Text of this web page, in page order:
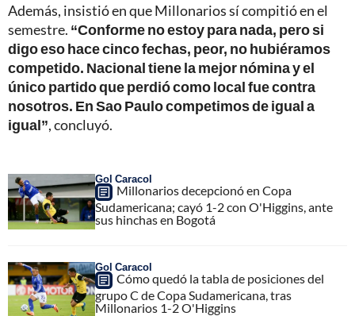
Además, insistió en que Millonarios sí compitió en el
semestre. “Conforme no estoy para nada, pero si
digo eso hace cinco fechas, peor, no hubiéramos
competido. Nacional tiene la mejor nómina y el
único partido que perdió como local fue contra
nosotros. En Sao Paulo competimos de igual a
igual”, concluyó.
Gol Caracol
Millonarios decepcionó en Copa
Sudamericana; cayó 1-2 con O'Higgins, ante
sus hinchas en Bogotá
Gol Caracol
Cómo quedó la tabla de posiciones del
grupo C de Copa Sudamericana, tras
Millonarios 1-2 O'Higgins